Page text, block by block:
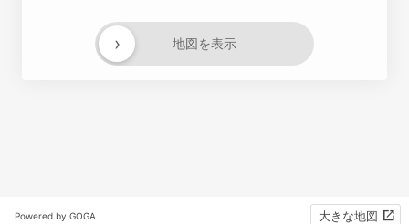
地図を表示
›
Powered by GOGA 大きな地図